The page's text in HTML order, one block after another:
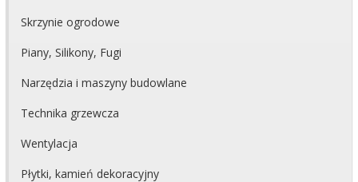
Skrzynie ogrodowe
Piany, Silikony, Fugi
Narzędzia i maszyny budowlane
Technika grzewcza
Wentylacja
Płytki, kamień dekoracyjny